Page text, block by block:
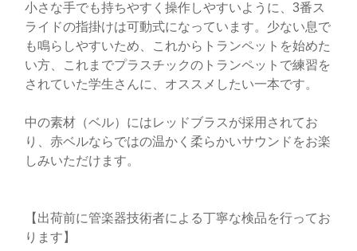
小さな手でも持ちやすく操作しやすいように、3番ス
ライドの指掛けは可動式になっています。少ない息で
も鳴らしやすいため、これからトランペットを始めた
い方、これまでプラスチックのトランペットで練習を
されていた学生さんに、オススメしたい一本です。
中の素材（ベル）にはレッドブラスが採用されてお
り、赤ベルならではの温かく柔らかいサウンドをお楽
しみいただけます。
【出荷前に管楽器技術者による丁寧な検品を行ってお
ります】